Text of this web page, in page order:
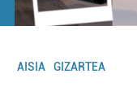
AISIA GIZARTEA